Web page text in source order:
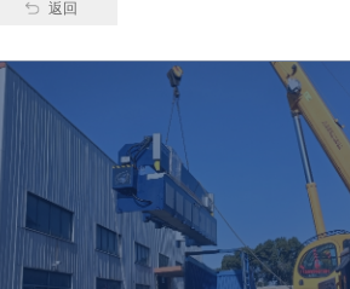
返回